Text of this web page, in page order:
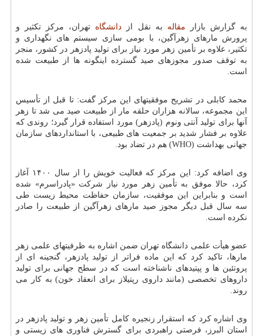
به گزارش بازار مقاله به نقل از دانشگاه تهران، مرکز تکثیر و
پرورش مارهای زهرآگین، با بومی سازی سیستم های نگهداری و
تکثیر، علاوه بر تأمین زهر مورد نیاز برای تولید پادزهر در کشور، منجر
به توقف صدور مجوزهای صید گسترده اینگونه ها از طبیعت شده
است.
محمد کابلی در تشریح موفقیتهای این مرکز گفت: تا قبل از تأسیس
این مجموعه، سالانه هزاران حلقه مار از طبیعت صید می شد تا زهر
آنها برای تولید آنتی ونوم (پادزهر) مورد استفاده قرار گیرد؛ روندی که
علاوه بر فشار شدید بر جمعیت های طبیعی، با استانداردهای سازمان
جهانی بهداشت (WHO) هم در تضاد بود.
وی اضافه کرد: این مرکز که فعالیت خویش را از سال ۱۴۰۰ آغاز
کرد، حالا موفق به تأمین زهر مورد نیاز شرکت «پادراسرم» شده
است و بنابراین این موفقیت، سازمان حفاظت محیط زیست طی
سه سال قبل دیگر مجوز صید مارهای زهرآگین از طبیعت را صادر
نکرده است.
عضو هیأت علمی دانشگاه تهران ضمن اشاره به ظرفیتهای علمی زهر
مارها، تاکید کرد که این ماده فراتر از تولید پادزهر، گنجینه ای از
پروتئین ها و پپتیدهای ناشناخته است که در سطح جهانی برای تولید
داروهای تخصصی (مانند داروی رپتیلاز برای انعقاد خون) به کار می
روند.
وی اشاره کرد که استقرار زنجیره کامل تأمین زهر و تولید پادزهر در
استان البرز، فرصتی راهبردی برای گسترش فناوری های زیستی و